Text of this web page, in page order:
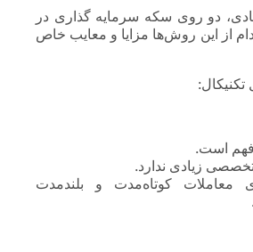
دو روی سکه سرمایه گذاری در
از این روش‌ها مزایا و معایب خاص
تکنیکال:
فهم است.
تخصصی زیادی ندارد.
معاملات کوتاه‌مدت و بلند‌مدت